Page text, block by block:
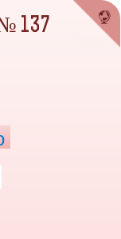
аккаунт
137